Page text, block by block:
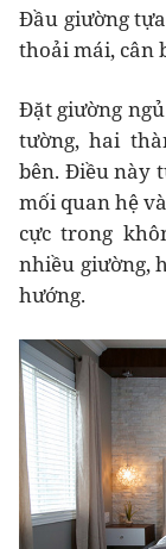
Đầu giường
thoải mái, cân
Đặt giường
tường, hai
bên. Điều này
mối quan hệ
cực trong
nhiều giường,
hướng.